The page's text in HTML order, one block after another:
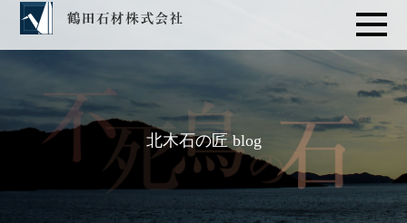
北木石の匠 blog